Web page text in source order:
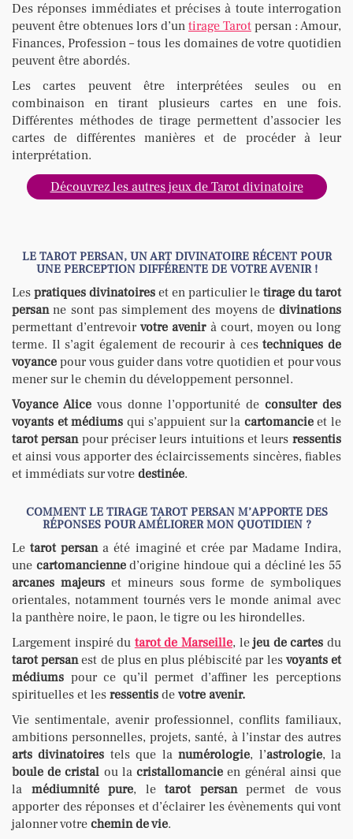
Des réponses immédiates et précises à toute interrogation
peuvent être obtenues lors d’un tirage Tarot persan : Amour,
Finances, Profession – tous les domaines de votre quotidien
peuvent être abordés.
Les cartes peuvent être interprétées seules ou en
combinaison en tirant plusieurs cartes en une fois.
Différentes méthodes de tirage permettent d’associer les
cartes de différentes manières et de procéder à leur
interprétation.
Découvrez les autres jeux de Tarot divinatoire
LE TAROT PERSAN, UN ART DIVINATOIRE RÉCENT POUR
UNE PERCEPTION DIFFÉRENTE DE VOTRE AVENIR !
Les pratiques divinatoires et en particulier le tirage du tarot
persanne sont pas simplement des moyens de divinations
permettant d’entrevoirvotre avenir à court, moyen ou long
terme. Il s’agit également de recourir à cestechniques de
voyance pour vous guider dans votre quotidien et pour vous
mener sur le chemin du développement personnel.
Voyance Alice vous donne l’opportunité de consulter des
voyants et médiums qui s’appuient sur la cartomancieet le
tarot persanpour préciser leurs intuitions et leurs ressentis
et ainsi vous apporter des éclaircissements sincères, fiables
et immédiats sur votre destinée.
COMMENT LE TIRAGE TAROT PERSAN M’APPORTE DES
RÉPONSES POUR AMÉLIORER MON QUOTIDIEN ?
Le tarot persana été imaginé et crée par Madame Indira,
une cartomancienned’origine hindoue qui a décliné les 55
arcanes majeurs et mineurs sous forme de symboliques
orientales, notamment tournés vers le monde animal avec
la panthère noire, le paon, le tigre ou les hirondelles.
Largement inspiré du tarot de Marseille, lejeu de cartesdu
tarot persanest de plus en plus plébiscité par les voyants et
médiums pour ce qu’il permet d’affiner les perceptions
spirituelles et les ressentis de votre avenir.
Vie sentimentale, avenir professionnel, conflits familiaux,
ambitions personnelles, projets, santé, à l’instar des autres
arts divinatoires tels que lanumérologie, l’astrologie, la
boule de cristal ou lacristallomancie en général ainsi que
la médiumnité pure, le tarot persanpermet de vous
apporter des réponses et d’éclairer les évènements qui vont
jalonner votre chemin de vie.